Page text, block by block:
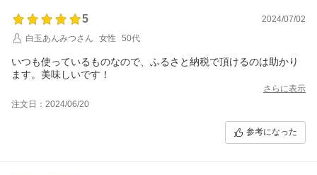
5
2024/07/02
白玉あんみつさん
女性 50代
いつも使っているものなので、ふるさと納税で頂けるのは助かり
ます。美味しいです！
さらに表示
注文日：2024/06/20
参考になった